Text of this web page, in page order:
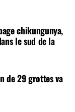
chikungunya,
le sud de la
de 29 grottes va